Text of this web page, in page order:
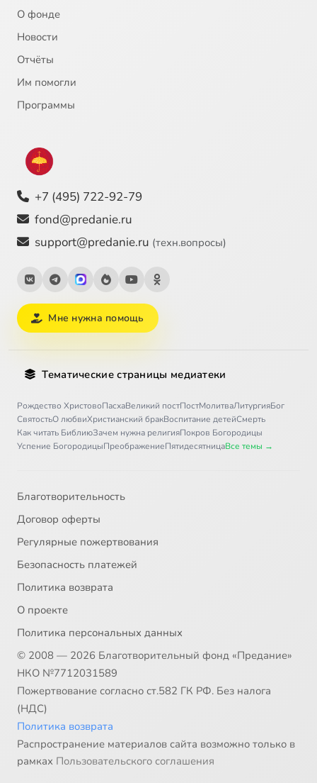
О фонде
Новости
Отчёты
Им помогли
Программы
+7 (495) 722-92-79
fond@predanie.ru
support@predanie.ru (техн.вопросы)
Мне нужна помощь
Тематические страницы медиатеки
Рождество ХристовоПасхаВеликий постПостМолитваЛитургияБог
СвятостьО любвиХристианский бракВоспитание детейСмерть
Как читать БиблиюЗачем нужна религияПокров Богородицы
Успение БогородицыПреображениеПятидесятницаВсе темы →
Благотворительность
Договор оферты
Регулярные пожертвования
Безопасность платежей
Политика возврата
О проекте
Политика персональных данных
© 2008 — 2026 Благотворительный фонд «Предание»
НКО №7712031589
Пожертвование согласно ст.582 ГК РФ. Без налога
(НДС)
Политика возврата
Распространение материалов сайта возможно только в
рамках Пользовательского соглашения